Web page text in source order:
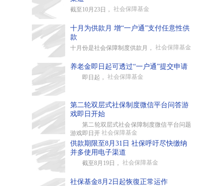
截至10月23日， 社会保障基金
十月为供款月 增“一户通”支付任意性供
款
十月份是社会保障制度供款月， 社会保障基金
养老金即日起可透过“一户通”提交申请
即日起， 社会保障基金
第二轮双层式社保制度微信平台问答游
戏即日开始
第二轮双层式社会保障制度微信平台问题
游戏即日开 社会保障基金
供款期限至8月31日 社保呼吁尽快缴纳
并多使用电子渠道
截至8月19日， 社会保障基金
社保基金8月2日起恢復正常运作